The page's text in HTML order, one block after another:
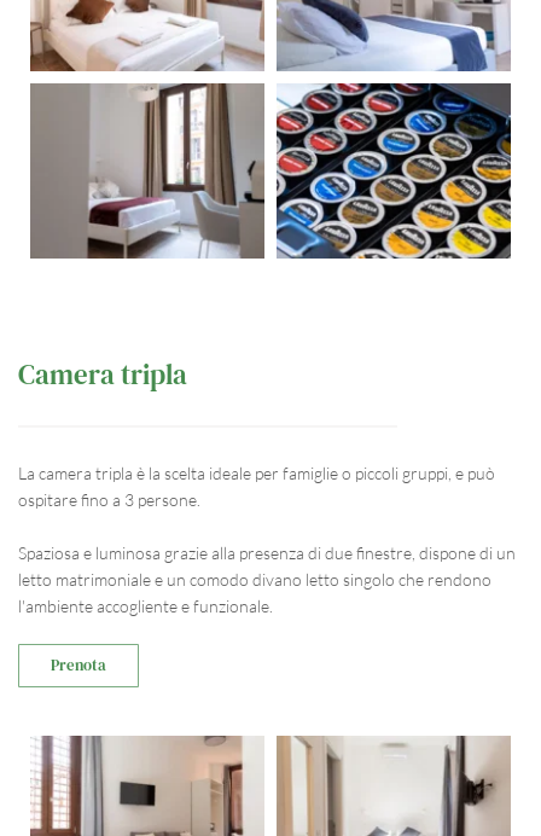
Camera tripla
La camera tripla è la scelta ideale per famiglie o piccoli gruppi, e può
ospitare fino a 3 persone.
Spaziosa e luminosa grazie alla presenza di due finestre, dispone di un
letto matrimoniale e un comodo divano letto singolo che rendono
l'ambiente accogliente e funzionale.
Prenota